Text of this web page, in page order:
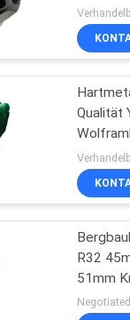
Knopf-
Qualität
R32
51mm